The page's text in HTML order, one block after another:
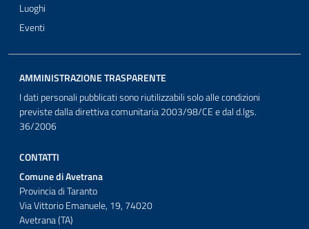
Luoghi
Eventi
AMMINISTRAZIONE TRASPARENTE
I dati personali pubblicati sono riutilizzabili solo alle condizioni
previste dalla direttiva comunitaria 2003/98/CE e dal d.lgs.
36/2006
CONTATTI
Comune di Avetrana
Provincia di Taranto
Via Vittorio Emanuele, 19, 74020
Avetrana (TA)